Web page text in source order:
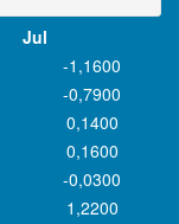
Jul
-1,1600
-0,7900
0,1400
0,1600
-0,0300
1,2200